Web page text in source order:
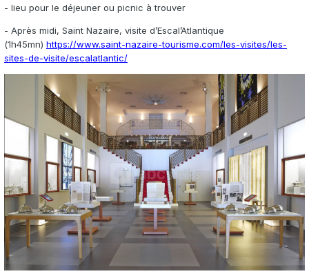
- lieu pour le déjeuner ou picnic à trouver
- Après midi, Saint Nazaire, visite d’Escal’Atlantique
(1h45mn) https://www.saint-nazaire-tourisme.com/les-visites/les-
sites-de-visite/escalatlantic/